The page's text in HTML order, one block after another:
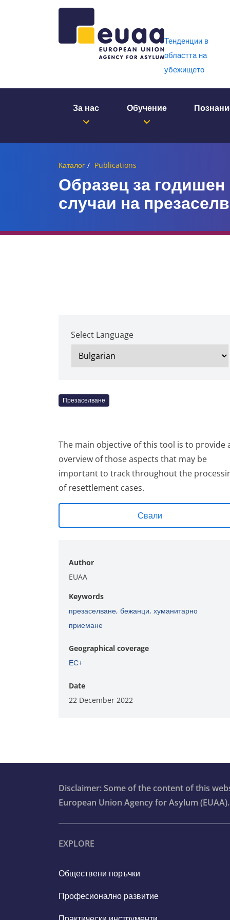
Тенденции в
областта на
убежището
За нас Обучение
Каталог Publications
Образец за годишен
случаи на
Select Language
Презаселване
The main objective of this tool is to provide
overview of those aspects that may be
important to track throughout the
of resettlement cases.
Свали
Author
EUAA
Keywords
презаселване, бежанци, хуманитарно
приемане
Geographical coverage
ЕС+
Date
22 December 2022
Disclaimer: Some of the content of this
European Union Agency for Asylum (EUAA).
EXPLORE
Обществени поръчки
Професионално развитие